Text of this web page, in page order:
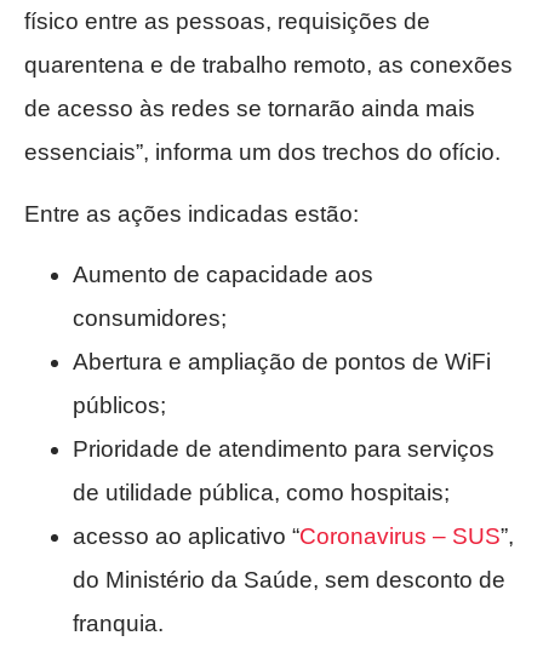
físico entre as pessoas, requisições de
quarentena e de trabalho remoto, as conexões
de acesso às redes se tornarão ainda mais
essenciais”, informa um dos trechos do ofício.
Entre as ações indicadas estão:
Aumento de capacidade aos
consumidores;
Abertura e ampliação de pontos de WiFi
públicos;
Prioridade de atendimento para serviços
de utilidade pública, como hospitais;
acesso ao aplicativo “Coronavirus – SUS”,
do Ministério da Saúde, sem desconto de
franquia.